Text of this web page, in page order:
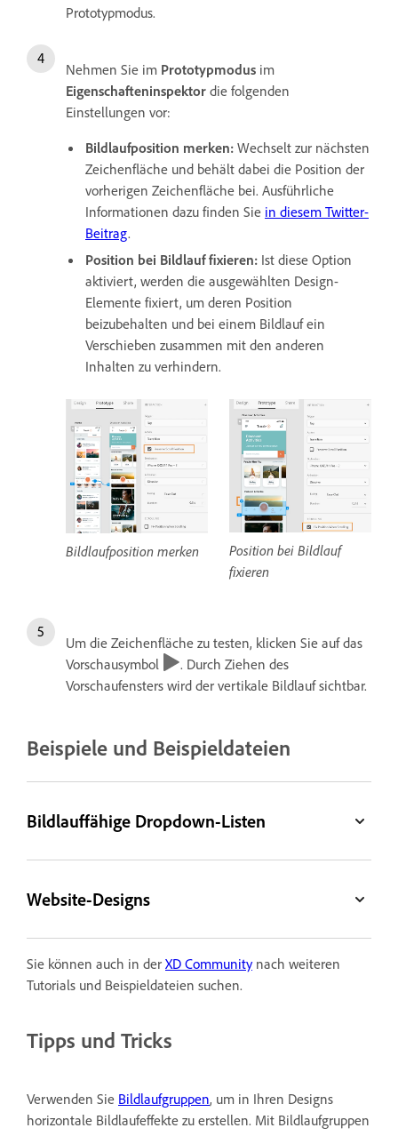
Prototypmodus.
Nehmen Sie im Prototypmodus im
Eigenschafteninspektor die folgenden
Einstellungen vor:
Bildlaufposition merken: Wechselt zur nächsten
Zeichenfläche und behält dabei die Position der
vorherigen Zeichenfläche bei. Ausführliche
Informationen dazu finden Sie in diesem Twitter-
Beitrag.
Position bei Bildlauf fixieren: Ist diese Option
aktiviert, werden die ausgewählten Design-
Elemente fixiert, um deren Position
beizubehalten und bei einem Bildlauf ein
Verschieben zusammen mit den anderen
Inhalten zu verhindern.
Bildlaufposition merken
Position bei Bildlauf
fixieren
Um die Zeichenfläche zu testen, klicken Sie auf das
Vorschausymbol
. Durch Ziehen des
Vorschaufensters wird der vertikale Bildlauf sichtbar.
Beispiele und Beispieldateien
Bildlauffähige Dropdown-Listen
Website-Designs
Sie können auch in der XD Communitynach weiteren
Tutorials und Beispieldateien suchen.
Tipps und Tricks
Verwenden Sie Bildlaufgruppen, um in Ihren Designs
horizontale Bildlaufeffekte zu erstellen. Mit Bildlaufgruppen